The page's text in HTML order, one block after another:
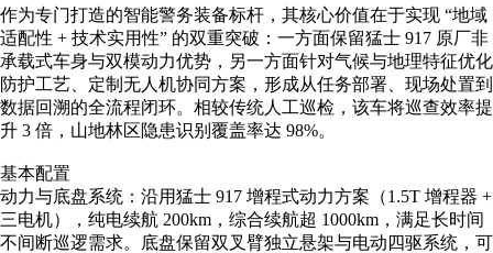
作为专门打造的智能警务装备标杆，其核心价值在于实现 “地域
适配性 + 技术实用性” 的双重突破：一方面保留猛士 917 原厂非
承载式车身与双模动力优势，另一方面针对气候与地理特征优化
防护工艺、定制无人机协同方案，形成从任务部署、现场处置到
数据回溯的全流程闭环。相较传统人工巡检，该车将巡查效率提
升 3 倍，山地林区隐患识别覆盖率达 98%。
基本配置
动力与底盘系统：沿用猛士 917 增程式动力方案（1.5T 增程器 +
三电机），纯电续航 200km，综合续航超 1000km，满足长时间
不间断巡逻需求。底盘保留双叉臂独立悬架与电动四驱系统，可